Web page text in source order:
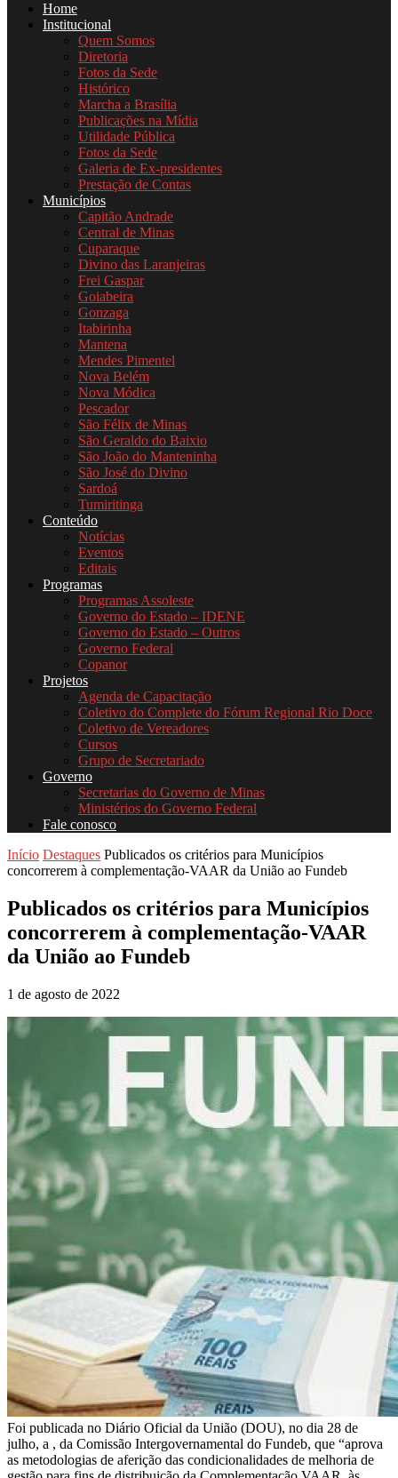
Home
Institucional
Quem Somos
Diretoria
Fotos da Sede
Histórico
Marcha a Brasília
Publicações na Mídia
Utilidade Pública
Fotos da Sede
Galeria de Ex-presidentes
Prestação de Contas
Municípios
Capitão Andrade
Central de Minas
Cuparaque
Divino das Laranjeiras
Frei Gaspar
Goiabeira
Gonzaga
Itabirinha
Mantena
Mendes Pimentel
Nova Belém
Nova Módica
Pescador
São Félix de Minas
São Geraldo do Baixio
São João do Manteninha
São José do Divino
Sardoá
Tumiritinga
Conteúdo
Notícias
Eventos
Editais
Programas
Programas Assoleste
Governo do Estado – IDENE
Governo do Estado – Outros
Governo Federal
Copanor
Projetos
Agenda de Capacitação
Coletivo do Complete do Fórum Regional Rio Doce
Coletivo de Vereadores
Cursos
Grupo de Secretariado
Governo
Secretarias do Governo de Minas
Ministérios do Governo Federal
Fale conosco
Início Destaques Publicados os critérios para Municípios
concorrerem à complementação-VAAR da União ao Fundeb
Publicados os critérios para Municípios
concorrerem à complementação-VAAR
da União ao Fundeb
1 de agosto de 2022
Foi publicada no Diário Oficial da União (DOU), no dia 28 de
julho, a , da Comissão Intergovernamental do Fundeb, que “aprova
as metodologias de aferição das condicionalidades de melhoria de